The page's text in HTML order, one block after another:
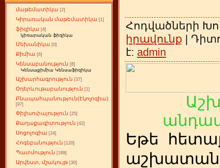
մաթեմատիկա [2]
Կիրառական մաթեմատիկա [1]
ֆիզիկա [4]
կիռարական ֆիզիկա
Մեխանիկա [0]
Քիմիա [6]
Կենսաբանություն [8]
Կենսաքիմիա Կենսաֆիզիկա
Աշխարհագրություն [37]
Օդերևութաբանություն [1]
Բնապահպանություն(էկոլոգիա)
[97]
Փիլիսոփայություն [25]
Քաղաքագիտություն [42]
Սոցոլոգիա [24]
Հոգեբանություն [120]
Պատմություն [189]
Արվեստ, մշակույթ [30]
Հոդվածների
իրավունք |
է: admin
Եթե հ